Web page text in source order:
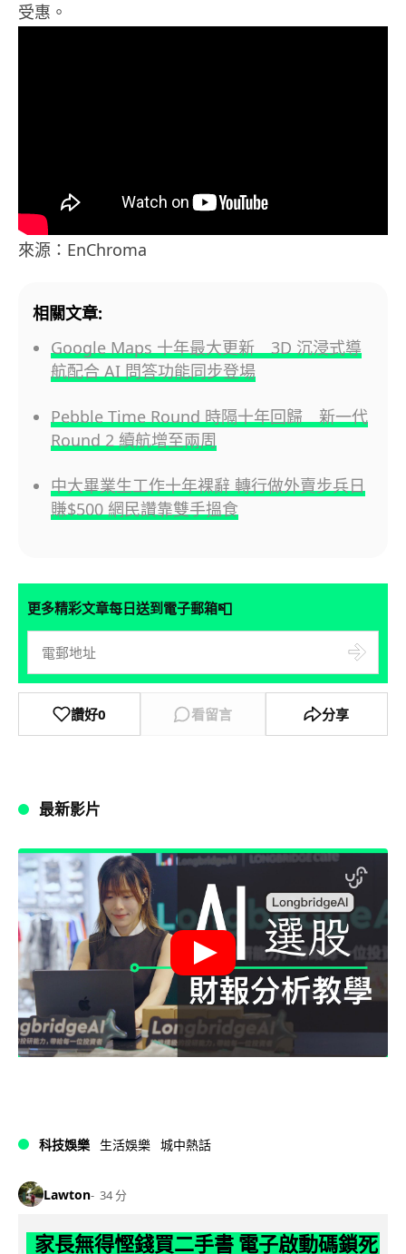
受惠。
來源：EnChroma
相關文章:
Google Maps 十年最大更新 3D 沉浸式導
航配合 AI 問答功能同步登場
Pebble Time Round 時隔十年回歸 新一代
Round 2 續航增至兩周
中大畢業生工作十年裸辭 轉行做外賣步兵日
賺$500 網民讚靠雙手搵食
更多精彩文章每日送到電子郵箱📮
讚好0 看留言 分享
最新影片
科技娛樂 生活娛樂 城中熱話
Lawton 34 分
家長無得慳錢買二手書 電子啟動碼鎖死